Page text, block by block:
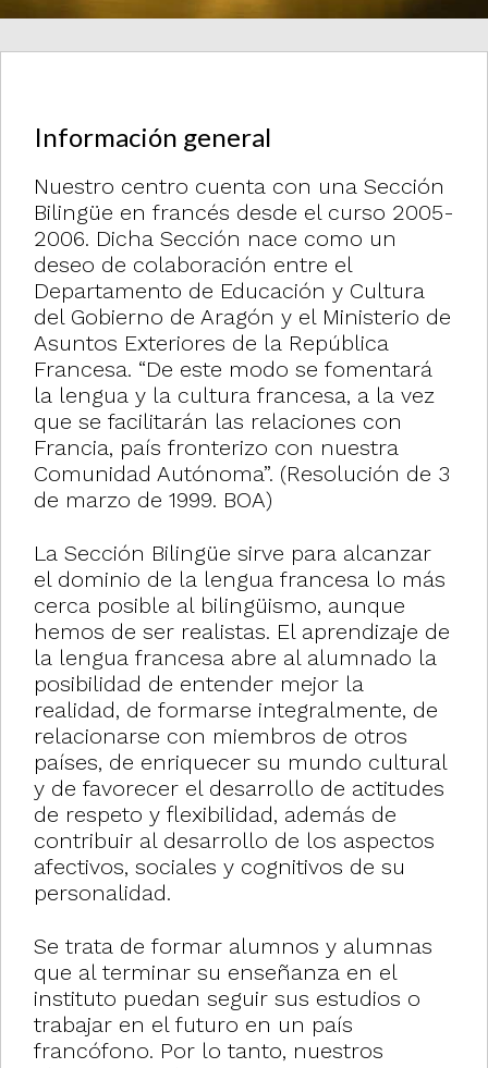
Información general
Nuestro centro cuenta con una Sección
Bilingüe en francés desde el curso 2005-
2006. Dicha Sección nace como un
deseo de colaboración entre el
Departamento de Educación y Cultura
del Gobierno de Aragón y el Ministerio de
Asuntos Exteriores de la República
Francesa. “De este modo se fomentará
la lengua y la cultura francesa, a la vez
que se facilitarán las relaciones con
Francia, país fronterizo con nuestra
Comunidad Autónoma”. (Resolución de 3
de marzo de 1999. BOA)
La Sección Bilingüe sirve para alcanzar
el dominio de la lengua francesa lo más
cerca posible al bilingüismo, aunque
hemos de ser realistas. El aprendizaje de
la lengua francesa abre al alumnado la
posibilidad de entender mejor la
realidad, de formarse integralmente, de
relacionarse con miembros de otros
países, de enriquecer su mundo cultural
y de favorecer el desarrollo de actitudes
de respeto y flexibilidad, además de
contribuir al desarrollo de los aspectos
afectivos, sociales y cognitivos de su
personalidad.
Se trata de formar alumnos y alumnas
que al terminar su enseñanza en el
instituto puedan seguir sus estudios o
trabajar en el futuro en un país
francófono. Por lo tanto, nuestros